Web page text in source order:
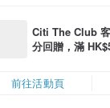
Citi The Club
分回贈，滿
前往活動頁